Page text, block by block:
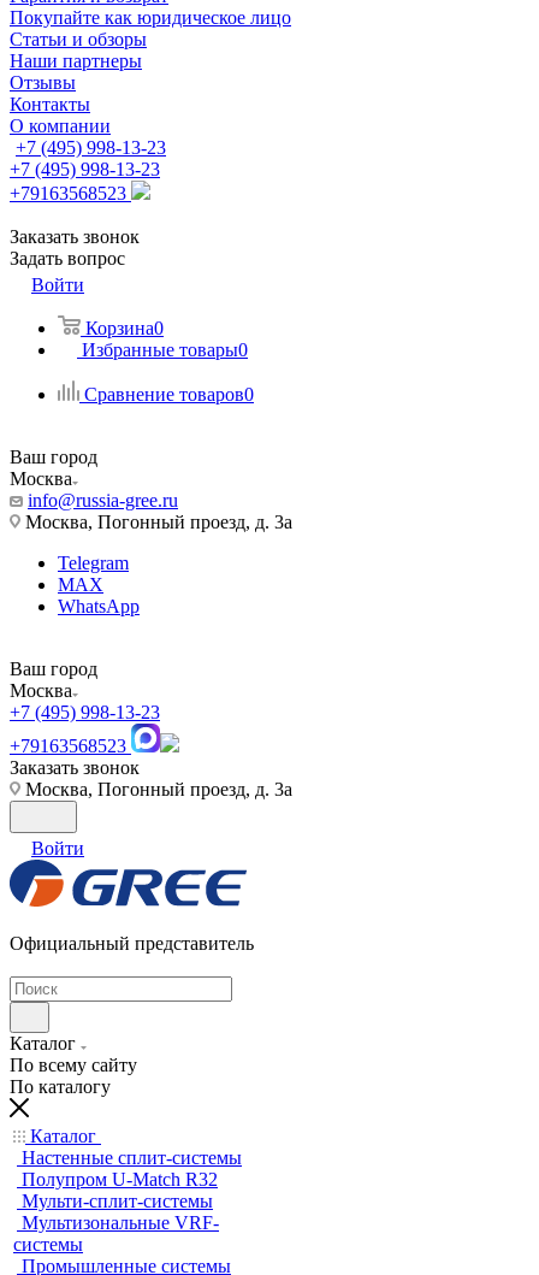
Покупайте как юридическое лицо
Статьи и обзоры
Наши партнеры
Отзывы
Контакты
О компании
+7 (495) 998-13-23
+7 (495) 998-13-23
+79163568523
Заказать звонок
Задать вопрос
Войти
Корзина0
Избранные товары0
Сравнение товаров0
Ваш город
Москва
info@russia-gree.ru
Москва, Погонный проезд, д. 3а
Telegram
MAX
WhatsApp
Ваш город
Москва
+7 (495) 998-13-23
+79163568523
Заказать звонок
Москва, Погонный проезд, д. 3а
Войти
Официальный представитель
Каталог
По всему сайту
По каталогу
Каталог
Настенные сплит-системы
Полупром U-Match R32
Мульти-сплит-системы
Мультизональные VRF-
системы
Промышленные системы